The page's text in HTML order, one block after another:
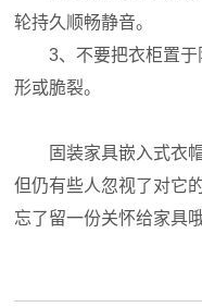
轮持久顺畅静音。
3、不要把衣柜置于
形或脆裂。
固装家具嵌入式衣帽
但仍有些人忽视了对它
忘了留一份关怀给家具